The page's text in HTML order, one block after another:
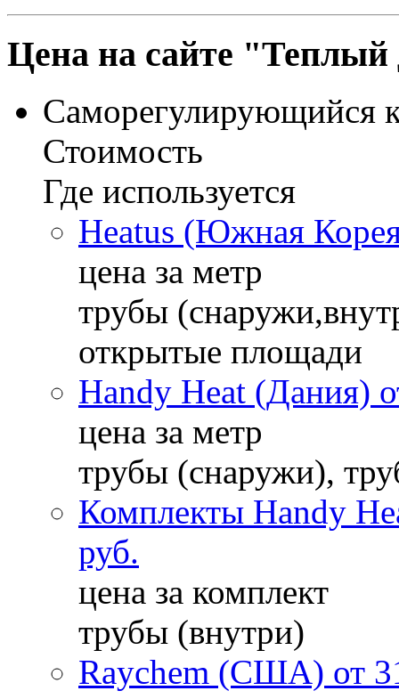
Цена на сайте
Саморегулирующийся
Стоимость
Где используется
Heatus (Южная
цена за метр
трубы
открытые площади
Handy Heat (Дания)
цена за метр
трубы (снаружи),
Комплекты Handy
руб.
цена за комплект
трубы (внутри)
Raychem (США) от